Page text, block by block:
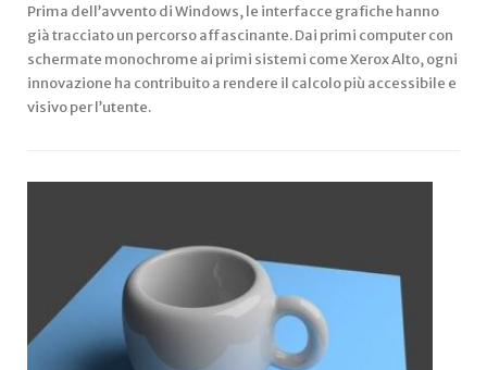
Prima dell’avvento di Windows, le interfacce grafiche hanno
già tracciato un percorso affascinante. Dai primi computer con
schermate monochrome ai primi sistemi come Xerox Alto, ogni
innovazione ha contribuito a rendere il calcolo più accessibile e
visivo per l’utente.